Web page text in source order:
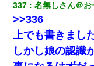
337 名無しさん＠お
>>336
上でも書きまし
しかし娘の認識